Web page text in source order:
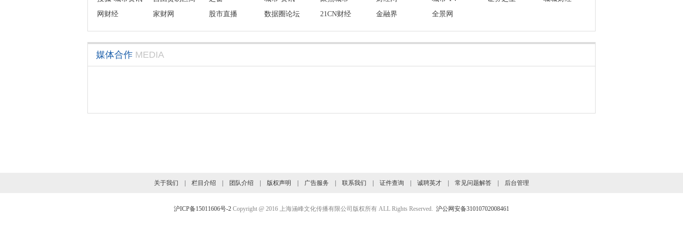
会联盟
网财经
家财网 股市直播 数据圈论坛 21CN财经 金融界 全景网
媒体合作 MEDIA
关于我们 | 栏目介绍 | 团队介绍 | 版权声明 | 广告服务 | 联系我们 | 证件查询 | 诚聘英才 | 常见问题解答 | 后台管理
沪ICP备15011606号-2 Copyright @ 2016 上海涵峰文化传播有限公司版权所有 ALL Rights Reserved. 沪公网安备31010702008461